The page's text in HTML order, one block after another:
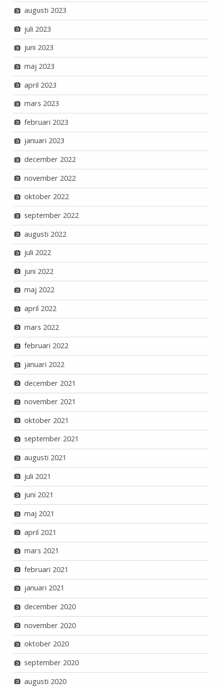
augusti 2023
juli 2023
juni 2023
maj 2023
april 2023
mars 2023
februari 2023
januari 2023
december 2022
november 2022
oktober 2022
september 2022
augusti 2022
juli 2022
juni 2022
maj 2022
april 2022
mars 2022
februari 2022
januari 2022
december 2021
november 2021
oktober 2021
september 2021
augusti 2021
juli 2021
juni 2021
maj 2021
april 2021
mars 2021
februari 2021
januari 2021
december 2020
november 2020
oktober 2020
september 2020
augusti 2020